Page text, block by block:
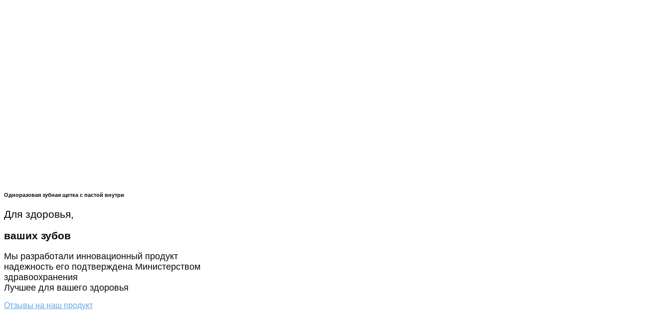
Одноразовая зубная щетка с пастой внутри
Для здоровья,
ваших зубов
Мы разработали инновационный продукт
надежность его подтверждена Министерством
здравоохранения
Лучшее для вашего здоровья
Отзывы на наш продукт